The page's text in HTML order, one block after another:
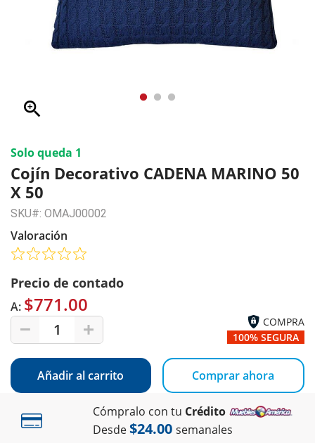
zoom_in
Solo queda 1
Cojín Decorativo CADENA MARINO 50
X 50
SKU#: OMAJ00002
Valoración
Precio de contado
A: $771.00
1
COMPRA
100% SEGURA
Añadir al carrito Comprar ahora
Cómpralo con tu Crédito
Desde$24.00 semanales